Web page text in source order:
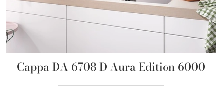
Cappa DA 6708 D Aura Edition 6000